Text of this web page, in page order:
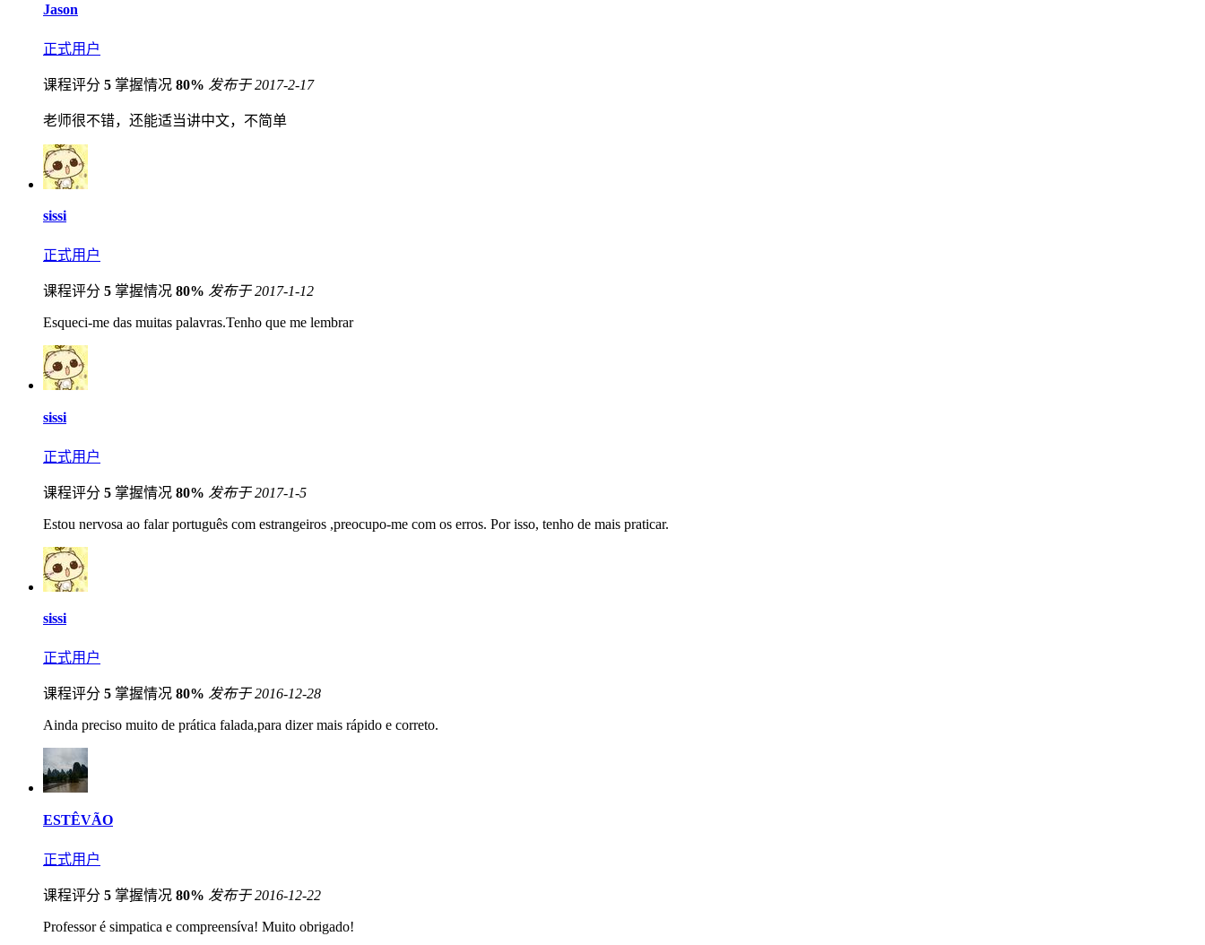
Jason
正式用户
课程评分 5 掌握情况 80% 发布于 2017-2-17
老师很不错，还能适当讲中文，不简单
sissi
正式用户
课程评分 5 掌握情况 80% 发布于 2017-1-12
Esqueci-me das muitas palavras.Tenho que me lembrar
sissi
正式用户
课程评分 5 掌握情况 80% 发布于 2017-1-5
Estou nervosa ao falar português com estrangeiros ,preocupo-me com os erros. Por isso, tenho de mais praticar.
sissi
正式用户
课程评分 5 掌握情况 80% 发布于 2016-12-28
Ainda preciso muito de prática falada,para dizer mais rápido e correto.
ESTÊVÃO
正式用户
课程评分 5 掌握情况 80% 发布于 2016-12-22
Professor é simpatica e compreensíva! Muito obrigado!